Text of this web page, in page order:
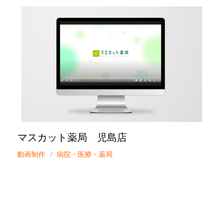
マスカット薬局 児島店
動画制作 病院・医療・薬局